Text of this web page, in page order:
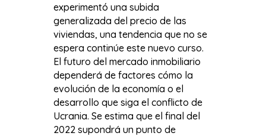
experimentó una subida
generalizada del precio de las
viviendas, una tendencia que no se
espera continúe este nuevo curso.
El futuro del mercado inmobiliario
dependerá de factores cómo la
evolución de la economía o el
desarrollo que siga el conflicto de
Ucrania. Se estima que el final del
2022 supondrá un punto de